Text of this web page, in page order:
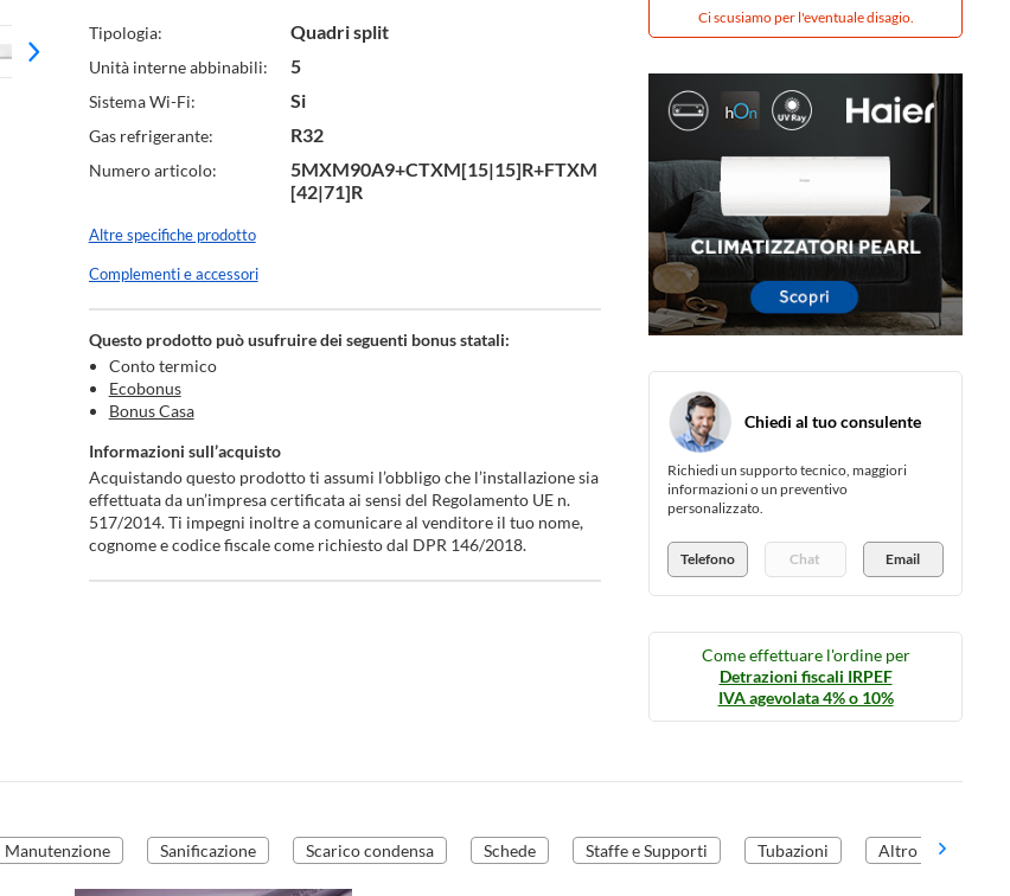
Tipologia: Quadri split
Unità interne abbinabili: 5
Sistema Wi-Fi: Si
Gas refrigerante: R32
Numero articolo:
5MXM90A9+CTXM[15|15]R+FTXM
[42|71]R
Altre specifiche prodotto
Questo prodotto può usufruire dei seguenti bonus statali:
Conto termico
Ecobonus
Bonus Casa
Informazioni sull’acquisto
Acquistando questo prodotto ti assumi l’obbligo che l’installazione sia
effettuata da un’impresa certificata ai sensi del Regolamento UE n.
517/2014. Ti impegni inoltre a comunicare al venditore il tuo nome,
cognome e codice fiscale come richiesto dal DPR 146/2018.
Complementi e accessori
Ci scusiamo per l'eventuale disagio.
Chiedi al tuo consulente
Richiedi un supporto tecnico, maggiori
informazioni o un preventivo
personalizzato.
Telefono Chat Email
Come effettuare l'ordine per
Detrazioni fiscali IRPEF
IVA agevolata 4% o 10%
Manutenzione Sanificazione Scarico condensa Schede Staffe e Supporti Tubazioni Altro